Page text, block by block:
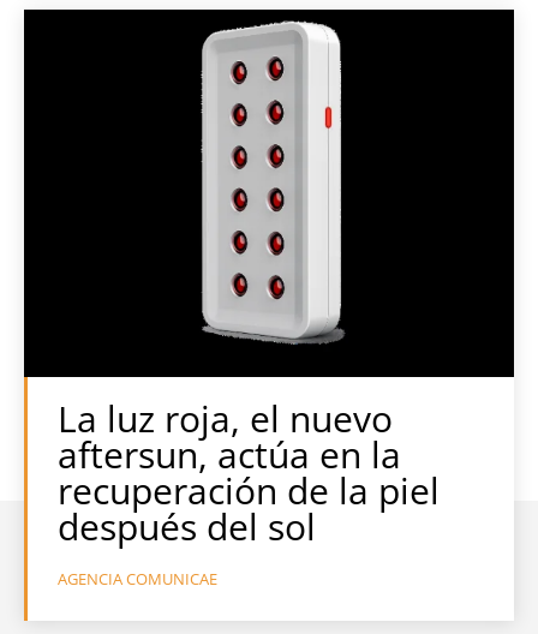
La luz roja, el nuevo
aftersun, actúa en la
recuperación de la piel
después del sol
AGENCIA COMUNICAE